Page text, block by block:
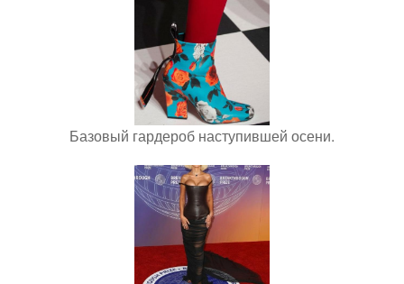
Базовый гардероб наступившей осени.